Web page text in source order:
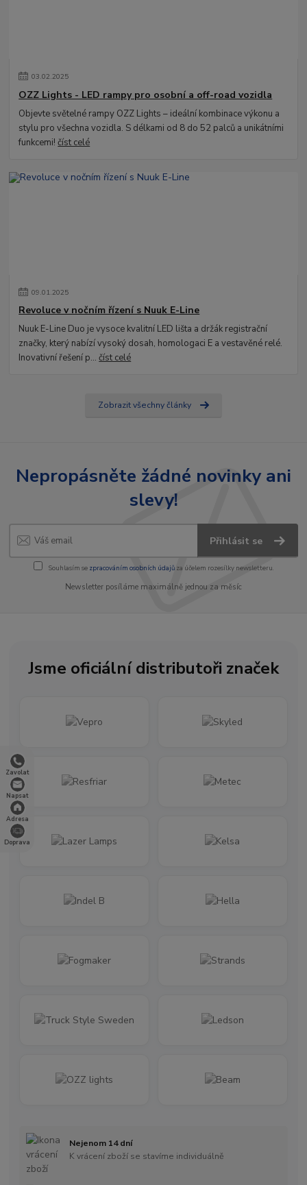
Zavolat
Napsat
Adresa
Doprava
03.02.2025
OZZ Lights - LED rampy pro osobní a off-road vozidla
Objevte světelné rampy OZZ Lights – ideální kombinace výkonu a
stylu pro všechna vozidla. S délkami od 8 do 52 palců a unikátními
funkcemi!číst celé
09.01.2025
Revoluce v nočním řízení s Nuuk E-Line
Nuuk E-Line Duo je vysoce kvalitní LED lišta a držák registrační
značky, který nabízí vysoký dosah, homologaci E a vestavěné relé.
Inovativní řešení p...číst celé
Zobrazit všechny články
Nepropásněte žádné novinky ani
slevy!
Přihlásit se
Souhlasím se zpracováním osobních údajůza účelem rozesílky newsletteru.
Newsletter posíláme maximálně jednou za měsíc
Jsme oficiální distributoři značek
Nejenom 14 dní
K vrácení zboží se stavíme individuálně